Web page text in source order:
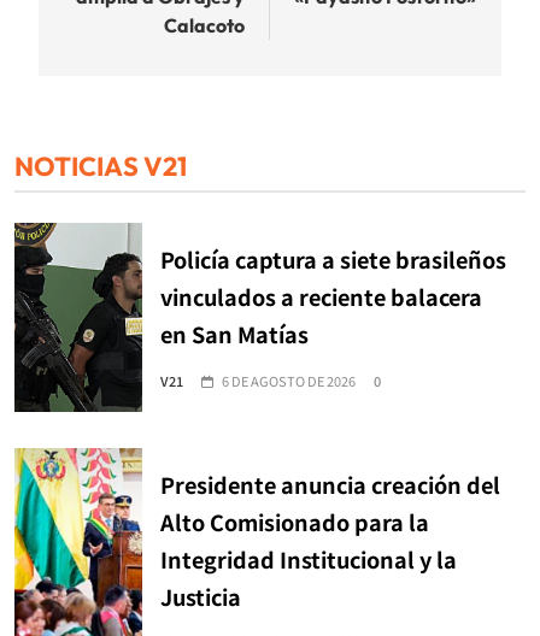
Calacoto
NOTICIAS V21
Policía captura a siete brasileños
vinculados a reciente balacera
en San Matías
V21 6 DE AGOSTO DE 2026 0
Presidente anuncia creación del
Alto Comisionado para la
Integridad Institucional y la
Justicia